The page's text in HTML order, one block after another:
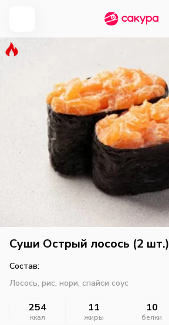
Суши Острый лосось (2 шт.)
Состав:
Лосось, рис, нори, спайси соус
254
ккал
11
жиры
10
белки